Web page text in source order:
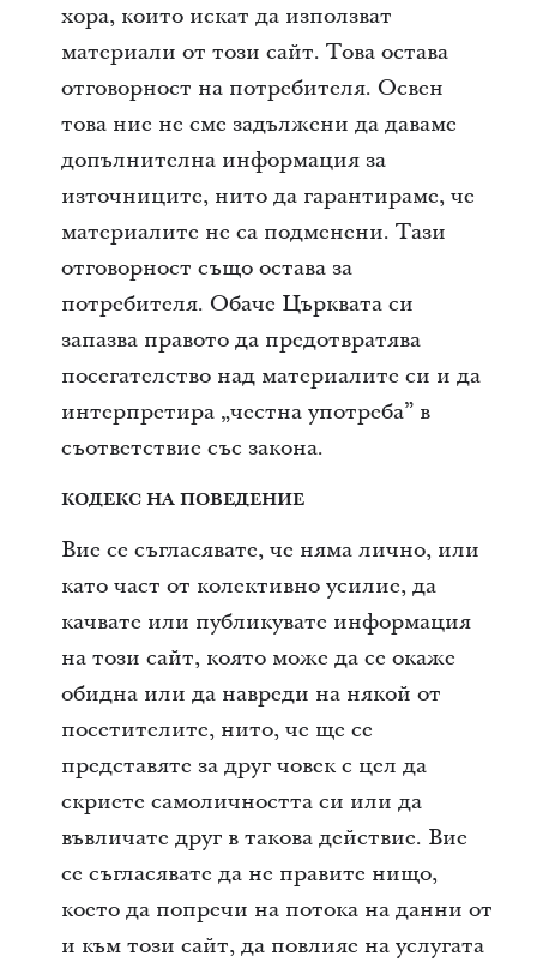
хора, които искат да използват
материали от този сайт. Това остава
отговорност на потребителя. Освен
това ние не сме задължени да даваме
допълнителна информация за
източниците, нито да гарантираме, че
материалите не са подменени. Тази
отговорност също остава за
потребителя. Обаче Църквата си
запазва правото да предотвратява
посегателство над материалите си и да
интерпретира „честна употреба” в
съответствие със закона.
КОДЕКС НА ПОВЕДЕНИЕ
Вие се съгласявате, че няма лично, или
като част от колективно усилие, да
качвате или публикувате информация
на този сайт, която може да се окаже
обидна или да навреди на някой от
посетителите, нито, че ще се
представяте за друг човек с цел да
скриете самоличността си или да
въвличате друг в такова действие. Вие
се съгласявате да не правите нищо,
което да попречи на потока на данни от
и към този сайт, да повлияе на услугата